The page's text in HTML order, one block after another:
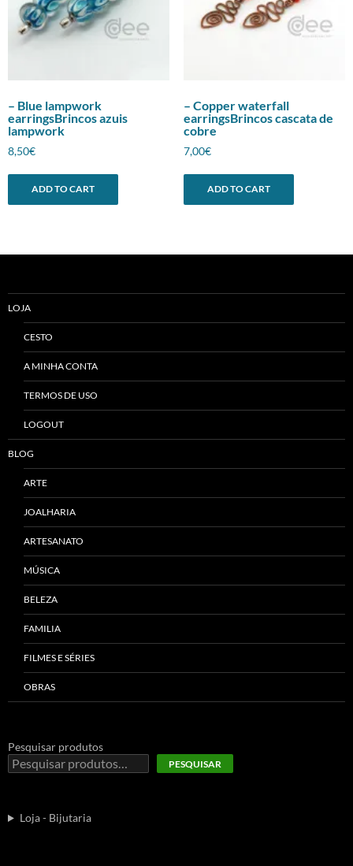
– Blue lampwork
earringsBrincos azuis
lampwork
8,50€
ADD TO CART
– Copper waterfall
earringsBrincos cascata de
cobre
7,00€
ADD TO CART
LOJA
CESTO
A MINHA CONTA
TERMOS DE USO
LOGOUT
BLOG
ARTE
JOALHARIA
ARTESANATO
MÚSICA
BELEZA
FAMILIA
FILMES E SÉRIES
OBRAS
Pesquisar produtos
PESQUISAR
Loja - Bijutaria